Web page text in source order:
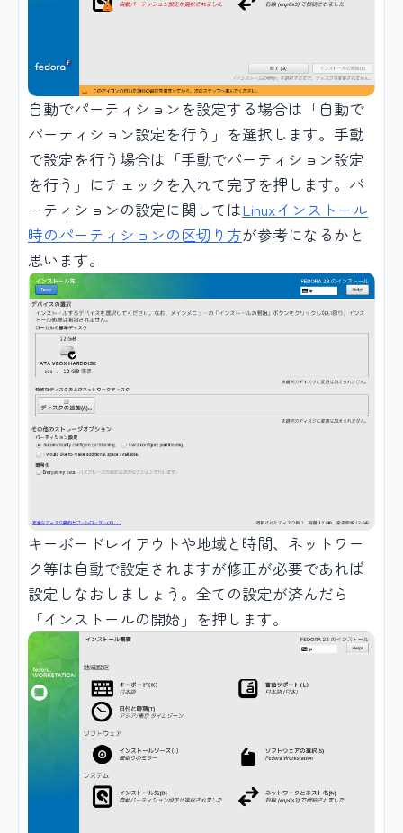
自動でパーティションを設定する場合は「自動で
パーティション設定を行う」を選択します。手動
で設定を行う場合は「手動でパーティション設定
を行う」にチェックを入れて完了を押します。パ
ーティションの設定に関してはLinuxインストール
時のパーティションの区切り方が参考になるかと
思います。
キーボードレイアウトや地域と時間、ネットワー
ク等は自動で設定されますが修正が必要であれば
設定しなおしましょう。全ての設定が済んだら
「インストールの開始」を押します。